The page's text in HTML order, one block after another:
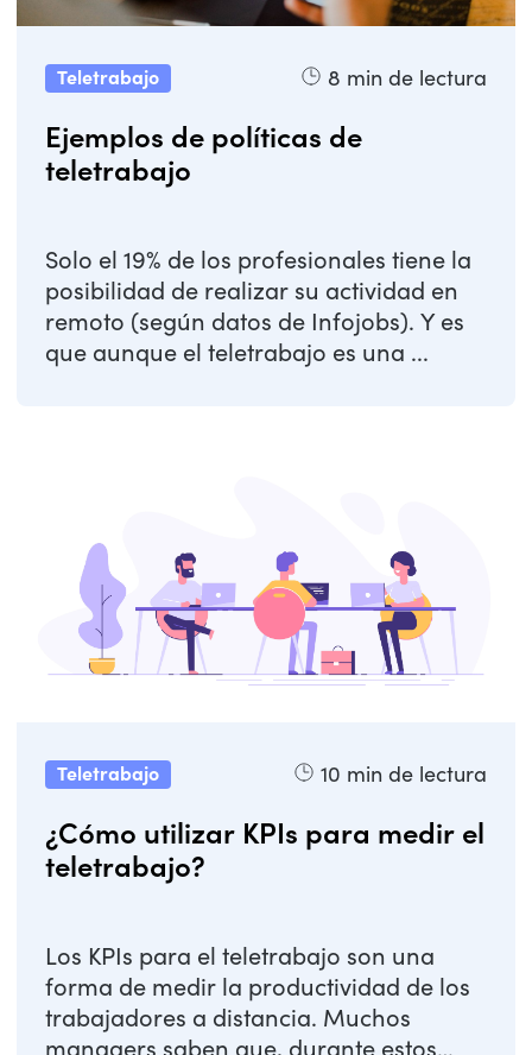
Teletrabajo 8 min de lectura
Ejemplos de políticas de
teletrabajo
Solo el 19% de los profesionales tiene la
posibilidad de realizar su actividad en
remoto (según datos de Infojobs). Y es
que aunque el teletrabajo es una ...
Teletrabajo 10 min de lectura
¿Cómo utilizar KPIs para medir el
teletrabajo?
Los KPIs para el teletrabajo son una
forma de medir la productividad de los
trabajadores a distancia. Muchos